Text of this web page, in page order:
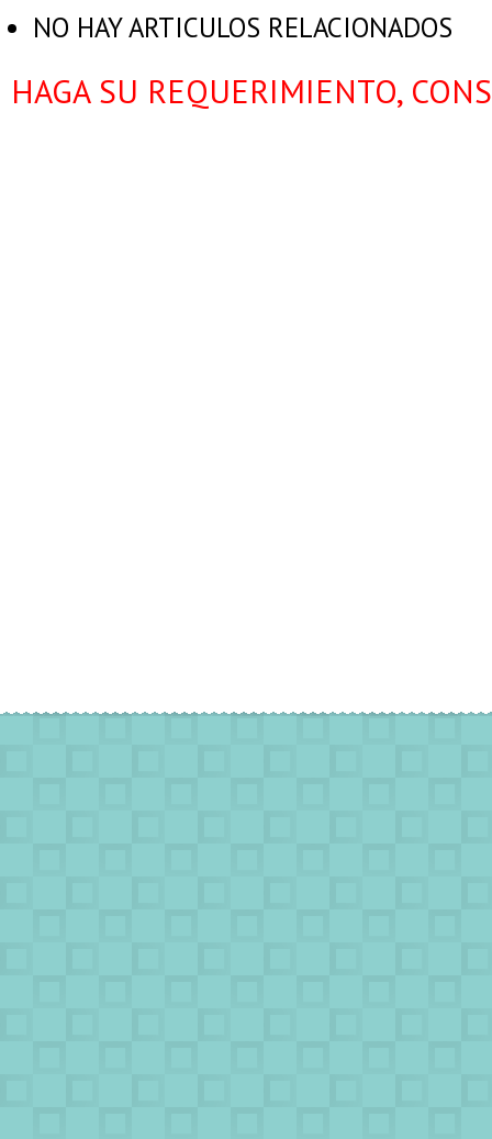
NO HAY ARTICULOS RELACIONADOS
HAGA SU REQUERIMIENTO,